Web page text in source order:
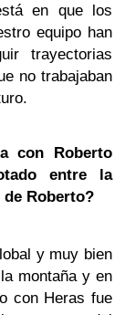
en que los
equipo han
trayectorias
no trabajaban
con Roberto
entre la
Roberto?
y muy bien
montaña y en
con Heras fue